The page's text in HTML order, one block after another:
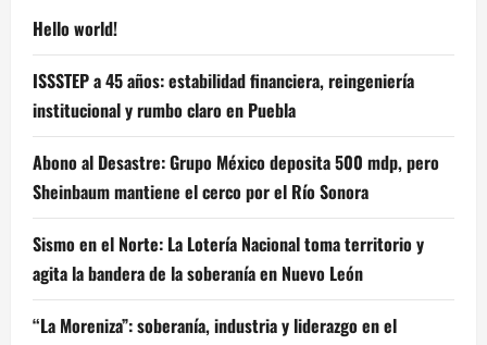
Hello world!
ISSSTEP a 45 años: estabilidad financiera, reingeniería
institucional y rumbo claro en Puebla
Abono al Desastre: Grupo México deposita 500 mdp, pero
Sheinbaum mantiene el cerco por el Río Sonora
Sismo en el Norte: La Lotería Nacional toma territorio y
agita la bandera de la soberanía en Nuevo León
“La Moreniza”: soberanía, industria y liderazgo en el